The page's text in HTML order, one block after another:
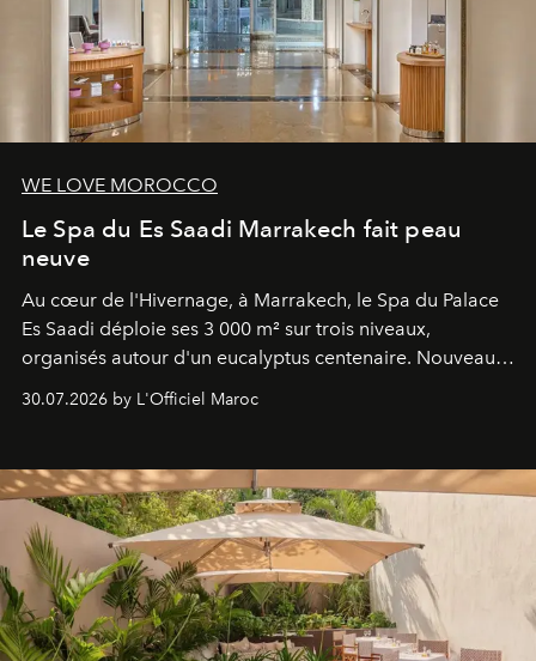
WE LOVE MOROCCO
Le Spa du Es Saadi Marrakech fait peau
neuve
Au cœur de l'Hivernage, à Marrakech, le Spa du Palace
Es Saadi déploie ses 3 000 m² sur trois niveaux,
organisés autour d'un eucalyptus centenaire. Nouveau
Lobby Bien-Être et Beauté, exclusivité mondiale en
neuro-cosmétique, parcours thermal et studio dédié au
entièreté, entre science des émotions et rituels
reposants.
30.07.2026 by L'Officiel Maroc